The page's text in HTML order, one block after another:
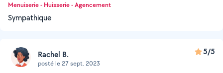
Menuiserie - Huisserie - Agencement
Sympathique
Rachel B.
posté le 27 sept. 2023
5/5